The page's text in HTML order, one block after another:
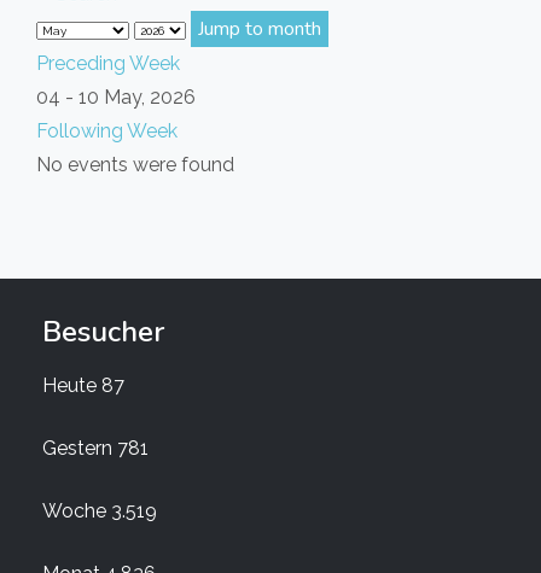
Jump to month
Preceding Week
04 - 10 May, 2026
Following Week
No events were found
Besucher
Heute 87
Gestern 781
Woche 3.519